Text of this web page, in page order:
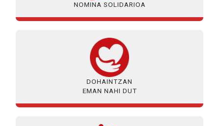
NOMINA SOLIDARIOA
DOHAINTZAN
EMAN NAHI DUT